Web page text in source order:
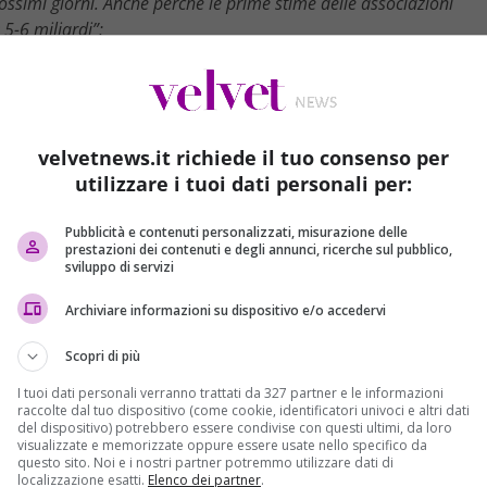
5-6 miliardi”;
Bisogna esentare subito i cittadini e le imprese dalle imposte e
subito danni. Dopodiché si penserà alla ricostruzione.
causa della situazione in cui si trova. Le difficoltà sono molte,
velvetnews.it richiede il tuo consenso per
utilizzare i tuoi dati personali per:
Pubblicità e contenuti personalizzati, misurazione delle
prestazioni dei contenuti e degli annunci, ricerche sul pubblico,
sviluppo di servizi
Archiviare informazioni su dispositivo e/o accedervi
Scopri di più
I tuoi dati personali verranno trattati da 327 partner e le informazioni
raccolte dal tuo dispositivo (come cookie, identificatori univoci e altri dati
del dispositivo) potrebbero essere condivise con questi ultimi, da loro
visualizzate e memorizzate oppure essere usate nello specifico da
questo sito. Noi e i nostri partner potremmo utilizzare dati di
localizzazione esatti. Elenco dei partner.